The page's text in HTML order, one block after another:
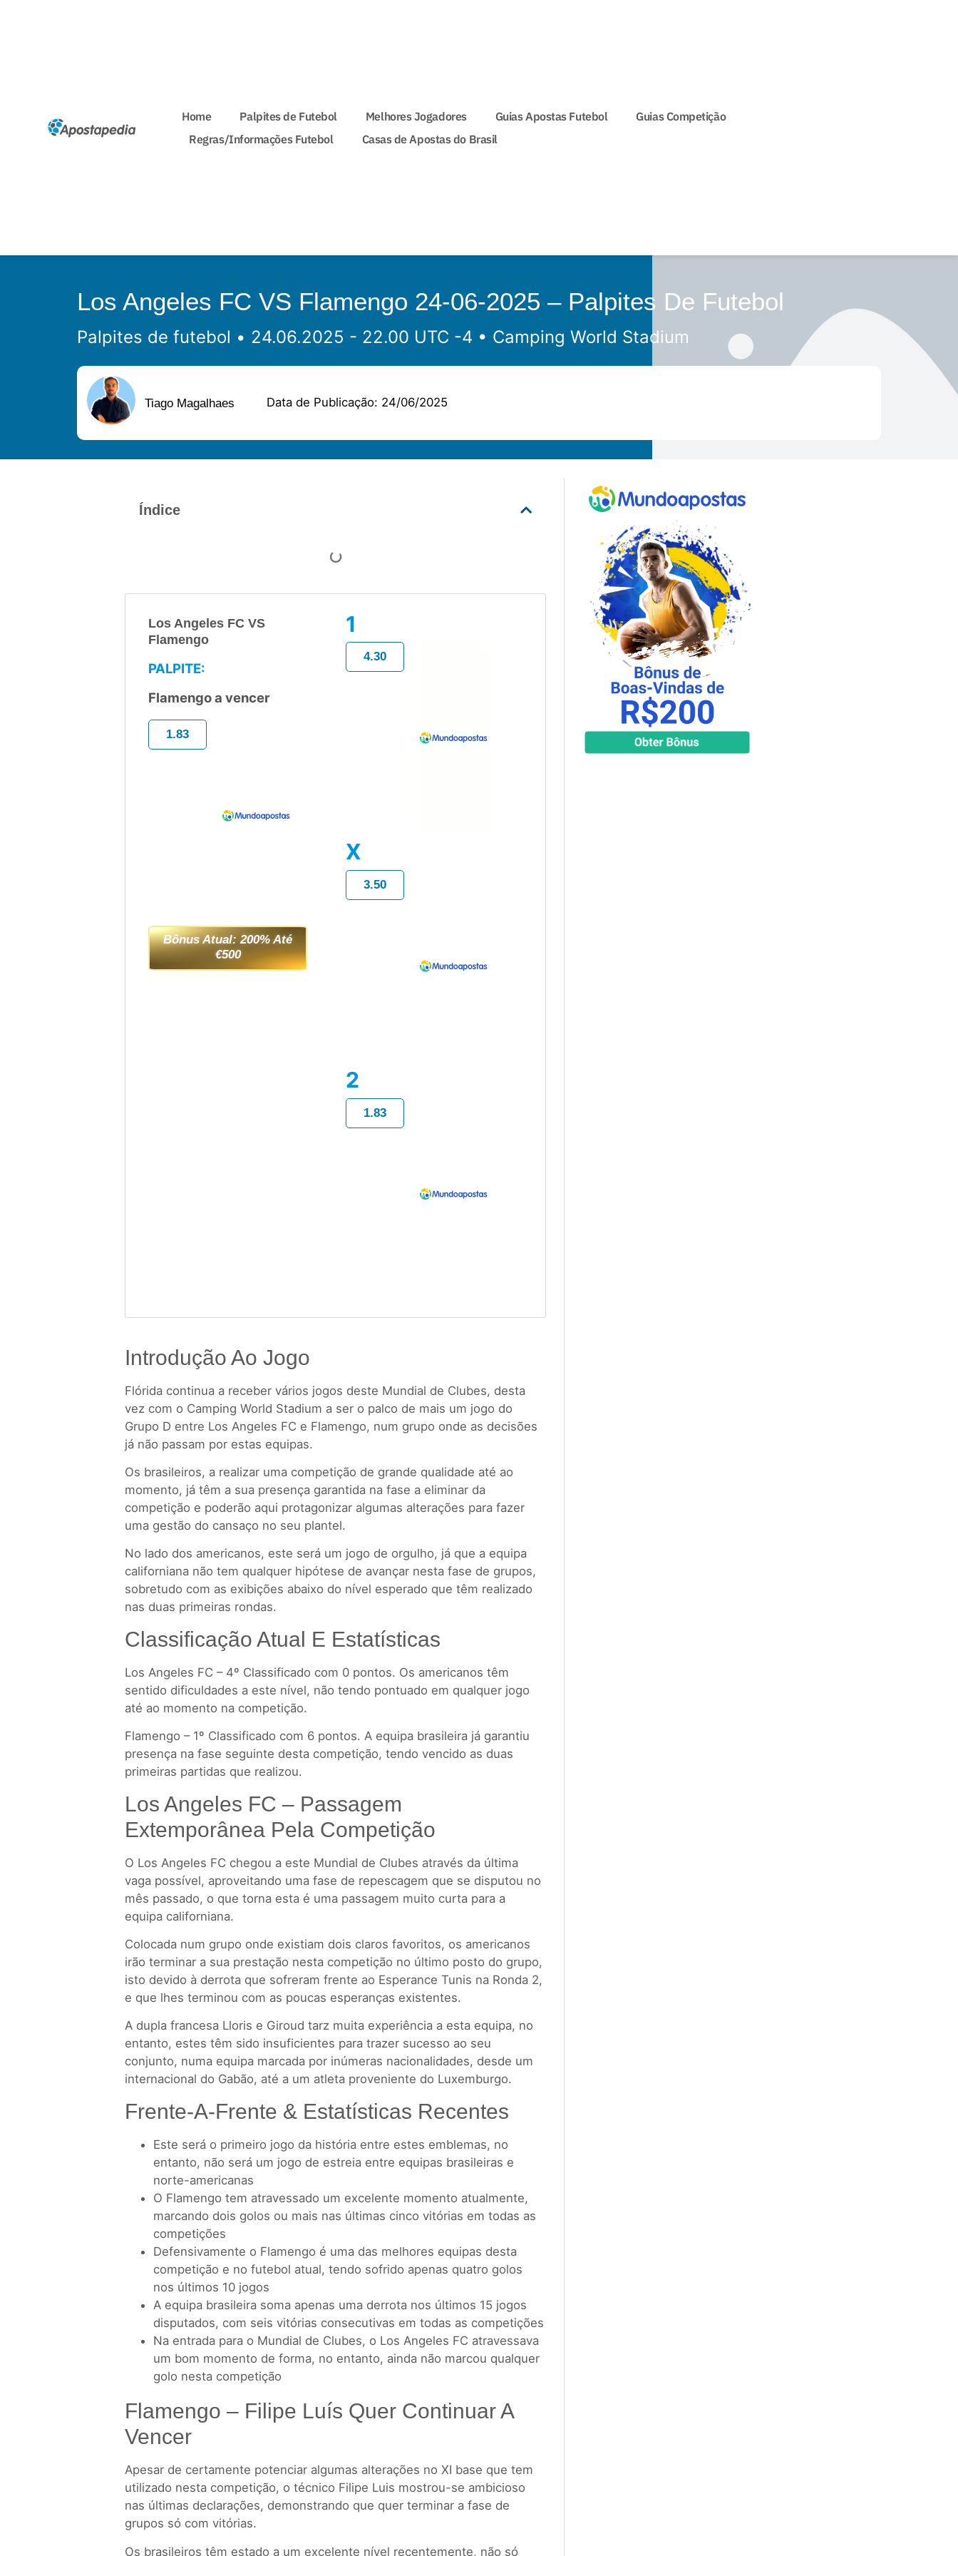
Home Palpites de Futebol Melhores Jogadores Guias Apostas Futebol
Guias Competição
Regras/Informações Futebol
Casas de Apostas do Brasil
Los Angeles FC VS Flamengo 24-06-2025 – Palpites De Futebol
Palpites de futebol Camping World Stadium
Tiago Magalhaes Data de Publicação: 24/06/2025
Índice
Los Angeles FC VS
Flamengo
PALPITE:
Flamengo a vencer
1.83
Bônus Atual: 200% Até
€500
1
4.30
X
3.50
2
1.83
Introdução Ao Jogo
Flórida continua a receber vários jogos deste Mundial de Clubes, desta
vez com o Camping World Stadium a ser o palco de mais um jogo do
Grupo D entre Los Angeles FC e Flamengo, num grupo onde as decisões
já não passam por estas equipas.
Os brasileiros, a realizar uma competição de grande qualidade até ao
momento, já têm a sua presença garantida na fase a eliminar da
competição e poderão aqui protagonizar algumas alterações para fazer
uma gestão do cansaço no seu plantel.
No lado dos americanos, este será um jogo de orgulho, já que a equipa
californiana não tem qualquer hipótese de avançar nesta fase de grupos,
sobretudo com as exibições abaixo do nível esperado que têm realizado
nas duas primeiras rondas.
Classificação Atual E Estatísticas
Los Angeles FC – 4º Classificado com 0 pontos. Os americanos têm
sentido dificuldades a este nível, não tendo pontuado em qualquer jogo
até ao momento na competição.
Flamengo – 1º Classificado com 6 pontos. A equipa brasileira já garantiu
presença na fase seguinte desta competição, tendo vencido as duas
primeiras partidas que realizou.
Los Angeles FC – Passagem
Extemporânea Pela Competição
O Los Angeles FC chegou a este Mundial de Clubes através da última
vaga possível, aproveitando uma fase de repescagem que se disputou no
mês passado, o que torna esta é uma passagem muito curta para a
equipa californiana.
Colocada num grupo onde existiam dois claros favoritos, os americanos
irão terminar a sua prestação nesta competição no último posto do grupo,
isto devido à derrota que sofreram frente ao Esperance Tunis na Ronda 2,
e que lhes terminou com as poucas esperanças existentes.
A dupla francesa Lloris e Giroud tarz muita experiência a esta equipa, no
entanto, estes têm sido insuficientes para trazer sucesso ao seu
conjunto, numa equipa marcada por inúmeras nacionalidades, desde um
internacional do Gabão, até a um atleta proveniente do Luxemburgo.
Frente-A-Frente & Estatísticas Recentes
Este será o primeiro jogo da história entre estes emblemas, no
entanto, não será um jogo de estreia entre equipas brasileiras e
norte-americanas
O Flamengo tem atravessado um excelente momento atualmente,
marcando dois golos ou mais nas últimas cinco vitórias em todas as
competições
Defensivamente o Flamengo é uma das melhores equipas desta
competição e no futebol atual, tendo sofrido apenas quatro golos
nos últimos 10 jogos
A equipa brasileira soma apenas uma derrota nos últimos 15 jogos
disputados, com seis vitórias consecutivas em todas as competições
Na entrada para o Mundial de Clubes, o Los Angeles FC atravessava
um bom momento de forma, no entanto, ainda não marcou qualquer
golo nesta competição
Flamengo – Filipe Luís Quer Continuar A
Vencer
Apesar de certamente potenciar algumas alterações no XI base que tem
utilizado nesta competição, o técnico Filipe Luis mostrou-se ambicioso
nas últimas declarações, demonstrando que quer terminar a fase de
grupos só com vitórias.
Os brasileiros têm estado a um excelente nível recentemente, não só